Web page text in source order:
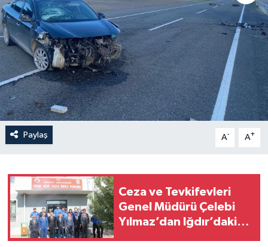
Paylaş A- A+
Ceza ve Tevkifevleri
Genel Müdürü Çelebi
Yılmaz’dan Iğdır’daki